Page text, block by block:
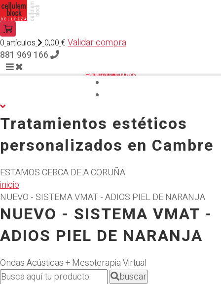
0 artículos 0,00 € Validar compra
881 969 166
INICIO
SERVICIOS
PRODUCTOS
CONTACTO
Tratamientos estéticos
personalizados en Cambre
ESTAMOS CERCA DE A CORUÑA
inicio
NUEVO - SISTEMA VMAT - ADIOS PIEL DE NARANJA
NUEVO - SISTEMA VMAT -
ADIOS PIEL DE NARANJA
Ondas Acústicas + Mesoterapia Virtual
buscar